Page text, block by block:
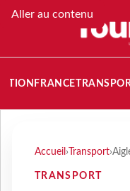
Aller au contenu
FRANCE
Accueil › Transport›
TRANSPORT